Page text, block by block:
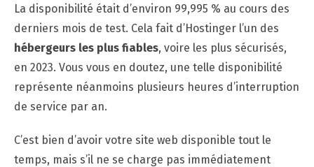
La disponibilité était d’environ 99,995 % au cours des
derniers mois de test. Cela fait d’Hostinger l’un des
hébergeurs les plus fiables, voire les plus sécurisés,
en 2023. Vous vous en doutez, une telle disponibilité
représente néanmoins plusieurs heures d’interruption
de service par an.
C’est bien d’avoir votre site web disponible tout le
temps, mais s’il ne se charge pas immédiatement